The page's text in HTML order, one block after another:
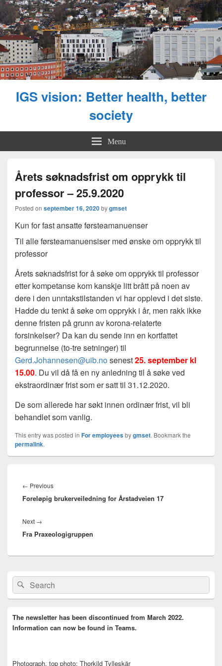
IGS vision: Better health, better
society
Menu
Årets søknadsfrist om opprykk til
professor – 25.9.2020
Posted on september 16, 2020bygmset
Kun for fast ansatte førsteamanuenser
Til alle førsteamanuensiser med ønske om opprykk til
professor
Årets søknadsfrist for å søke om opprykk til professor
etter kompetanse kom kanskje litt brått på noen av
dere i den unntakstilstanden vi har opplevd i det siste.
Hadde du tenkt å søke om opprykk i år, men rakk ikke
denne fristen på grunn av korona-relaterte
forsinkelser? Da kan du sende inn en kortfattet
begrunnelse (to-tre setninger) til
Gerd.Johannesen@uib.nosenest25. september kl
15.00. Du vil då få en ny anledning til å søke ved
ekstraordinær frist som er satt til 31.12.2020.
De som allerede har søkt innen ordinær frist, vil bli
behandlet som vanlig.
This entry was posted in For employeesbygmset. Bookmark the
permalink.
← PreviousPrevious
post:
Foreløpig brukerveiledning for Årstadveien 17
Next →
post:
Fra Praxeologigruppen
Primary
Sidebar
Widget
Area
Search
for:
Search
The newsletter has been discontinued from March 2022.
Information can now be found in Teams.
Photograph, top photo: Thorkild Tylleskär